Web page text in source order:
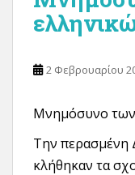
2 Φεβρουαρίου
Μνημόσυνο
Την περασμένη
κλήθηκαν τα